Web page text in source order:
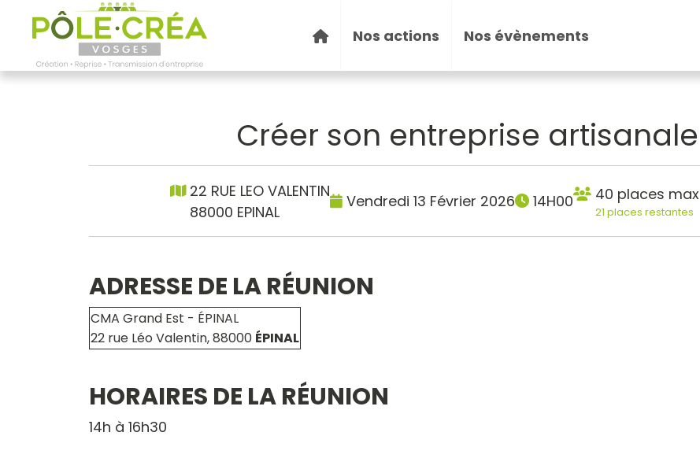
Nos actions Nos évènements
Créer son entreprise
22 RUE LEO VALENTIN
88000 EPINAL
Vendredi 13 Février 2026 14H00 40 places
21 places restantes
ADRESSE DE LA RÉUNION
CMA Grand Est - ÉPINAL
22 rue Léo Valentin, 88000 ÉPINAL
HORAIRES DE LA RÉUNION
14h à 16h30